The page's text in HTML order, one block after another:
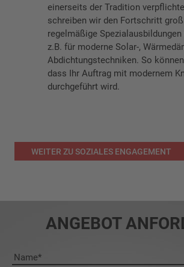
einerseits der Tradition
schreiben wir den Fortschritt
regelmäßige
z.B. für moderne Solar-,
Abdichtungstechniken. So
dass Ihr Auftrag mit modernem
durchgeführt wird.
WEITER ZU SOZIALES ENGAGEMENT
ANGEBOT